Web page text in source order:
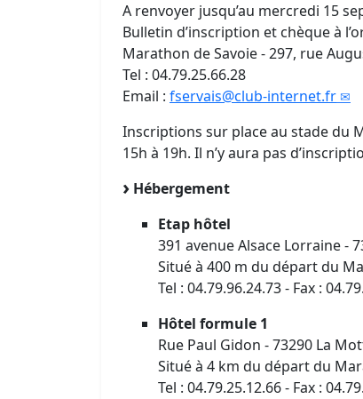
A renvoyer jusqu’au mercredi 15
Bulletin d’inscription et chèque à
Marathon de Savoie - 297, rue
Tel : 04.79.25.66.28
Email : fservais@club-internet.fr
Inscriptions sur place au stade du
15h à 19h. Il n’y aura pas
Hébergement
Etap hôtel
391 avenue Alsace Lorraine -
Situé à 400 m du départ du
Tel : 04.79.96.24.73 - Fax :
Hôtel formule 1
Rue Paul Gidon - 73290 La
Situé à 4 km du départ du
Tel : 04.79.25.12.66 - Fax :